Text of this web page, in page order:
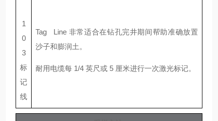
1
0
3
标
记
线
Tag Line 非常适合在钻孔完井期间帮助准确放置
沙子和膨润土。
耐用电缆每 1/4 英尺或 5 厘米进行一次激光标记。